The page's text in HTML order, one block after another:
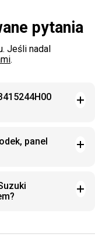
pytania
Jeśli nadal
.
panel